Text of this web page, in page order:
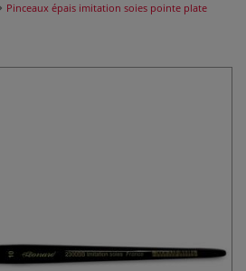
Pinceaux épais imitation soies pointe plate